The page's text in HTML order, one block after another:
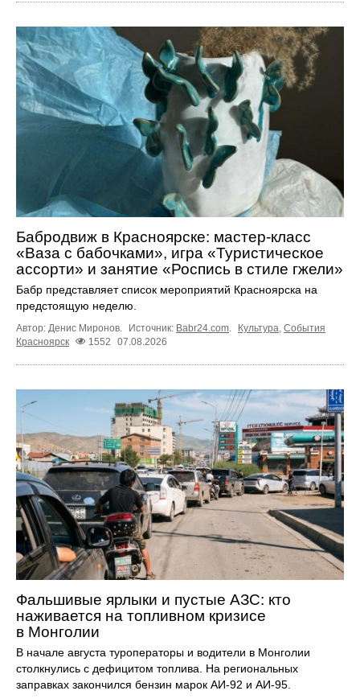
Бабродвиж в Красноярске: мастер-класс
«Ваза с бабочками», игра «Туристическое
ассорти» и занятие «Роспись в стиле гжели»
Бабр представляет список мероприятий Красноярска на
предстоящую неделю.
Автор: Денис Миронов. Источник: Babr24.com. Культура, События
Красноярск
1552 07.08.2026
Фальшивые ярлыки и пустые АЗС: кто
наживается на топливном кризисе
в Монголии
В начале августа туроператоры и водители в Монголии
столкнулись с дефицитом топлива. На региональных
заправках закончился бензин марок АИ-92 и АИ-95.